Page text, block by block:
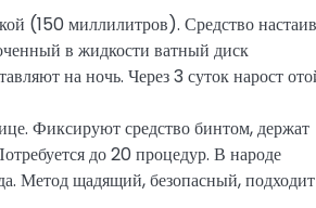
(150 миллилитров). Средство
в жидкости ватный диск
на ночь. Через 3 суток нарост
Фиксируют средство бинтом, держат
до 20 процедур. В народе
Метод щадящий, безопасный,